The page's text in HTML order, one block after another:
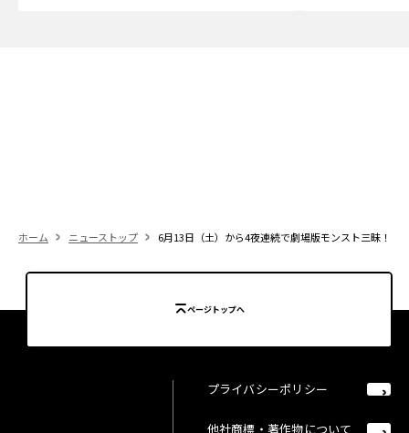
ホーム ニューストップ 6月13日（土）から4夜連続で劇場版モンスト三昧！
ページトップへ
プライバシーポリシー
他社商標・著作物について